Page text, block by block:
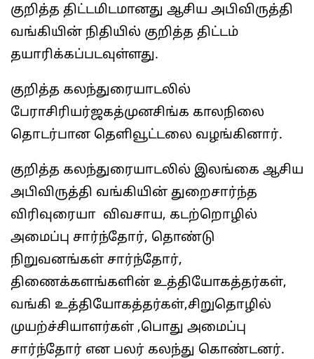
குறித்த திட்டமிடமானது ஆசிய அபிவிருத்தி
வங்கியின் நிதியில் குறித்த திட்டம்
தயாரிக்கப்படவுள்ளது.
குறித்த கலந்துரையாடலில்
பேராசிரியர்ஜகத்முனசிங்க காலநிலை
தொடர்பான தெளிவூட்டலை வழங்கினார்.
குறித்த கலந்துரையாடலில் இலங்கை ஆசிய
அபிவிருத்தி வங்கியின் துறைசார்ந்த
விரிவுரையா விவசாய, கடற்றொழில்
அமைப்பு சார்ந்தோர், தொண்டு
நிறுவனங்கள் சார்ந்தோர்,
திணைக்களங்களின் உத்தியோகத்தர்கள்,
வங்கி உத்தியோகத்தர்கள்,சிறுதொழில்
முயற்ச்சியாளர்கள் ,பொது அமைப்பு
சார்ந்தோர் என பலர் கலந்து கொண்டனர்.